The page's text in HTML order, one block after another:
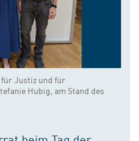
Justiz und für
Hubig, am Stand des